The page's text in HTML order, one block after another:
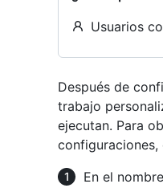
Usuarios
Después de
trabajo
ejecutan. Para
configuraciones,
En el